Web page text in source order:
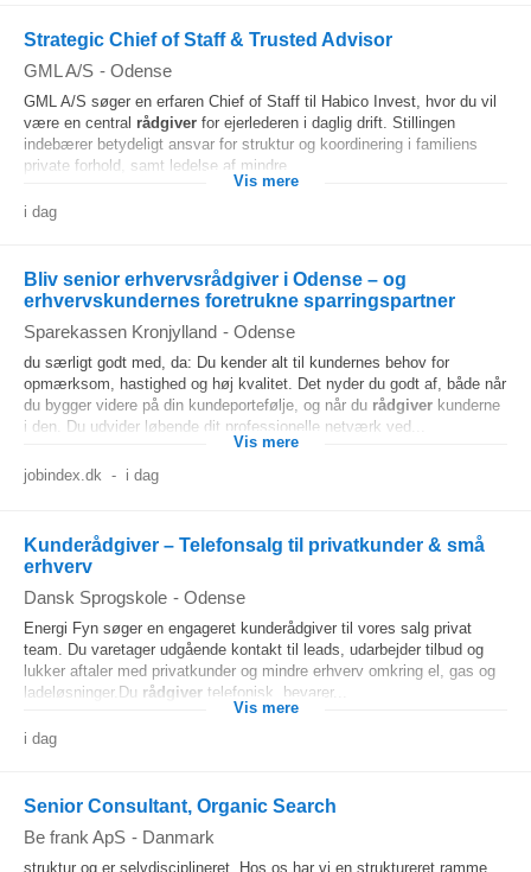
Strategic Chief of Staff & Trusted Advisor
GML A/S - Odense
GML A/S søger en erfaren Chief of Staff til Habico Invest, hvor du vil
være en central rådgiver for ejerlederen i daglig drift. Stillingen
indebærer betydeligt ansvar for struktur og koordinering i familiens
private forhold, samt ledelse af mindre...
Vis mere
i dag
Bliv senior erhvervsrådgiver i Odense – og
erhvervskundernes foretrukne sparringspartner
Sparekassen Kronjylland - Odense
du særligt godt med, da: Du kender alt til kundernes behov for
opmærksom, hastighed og høj kvalitet. Det nyder du godt af, både når
du bygger videre på din kundeportefølje, og når du rådgiver kunderne
i den. Du udvider løbende dit professionelle netværk ved...
Vis mere
jobindex.dk - i dag
Kunderådgiver – Telefonsalg til privatkunder & små
erhverv
Dansk Sprogskole - Odense
Energi Fyn søger en engageret kunderådgiver til vores salg privat
team. Du varetager udgående kontakt til leads, udarbejder tilbud og
lukker aftaler med privatkunder og mindre erhverv omkring el, gas og
ladeløsninger.Du rådgiver telefonisk, bevarer...
Vis mere
i dag
Senior Consultant, Organic Search
Be frank ApS - Danmark
struktur og er selvdisciplineret. Hos os har vi en struktureret ramme